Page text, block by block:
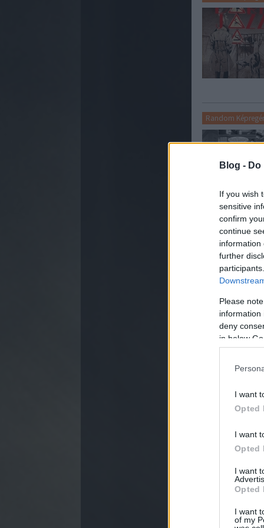
Blog -
If you wish
sensitive
confirm
continue
information
further
Please
information
deny
in below
I want
Opted
I want
Opted
I want
Opted
I want
of my
Random
Random
Random